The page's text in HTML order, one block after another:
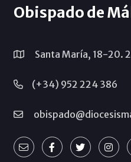
Obispado de
Santa María, 18-20.
(+34) 952 224 386